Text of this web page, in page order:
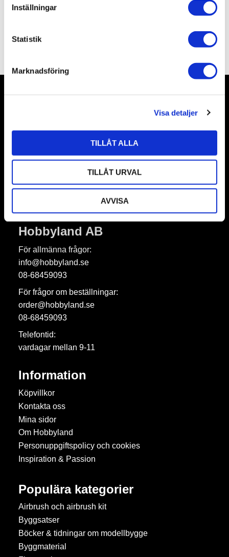
v
Inställningar
Statistik
Marknadsföring
Visa detaljer
TILLÅT ALLA
TILLÅT URVAL
AVVISA
Omdömen
Prenumerera
Hobbyland AB
För allmänna frågor:
info@hobbyland.se
08-68459093
För frågor om beställningar:
order@hobbyland.se
08-68459093
Telefontid:
vardagar mellan 9-11
Information
Köpvillkor
Kontakta oss
Mina sidor
Om Hobbyland
Personuppgiftspolicy och cookies
Inspiration & Passion
Populära kategorier
Airbrush och airbrush kit
Byggsatser
Böcker & tidningar om modellbygge
Byggmaterial